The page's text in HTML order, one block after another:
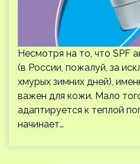
Несмотря на то, что SPF
(в России, пожалуй, за
хмурых зимних дней),
важен для кожи. Мало
адаптируется к теплой
начинает…